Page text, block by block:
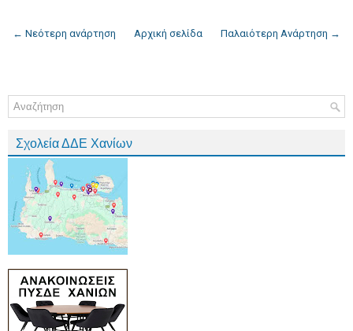
← Νεότερη ανάρτηση Παλαιότερη Ανάρτηση →
Αρχική σελίδα
Σχολεία ΔΔΕ Χανίων